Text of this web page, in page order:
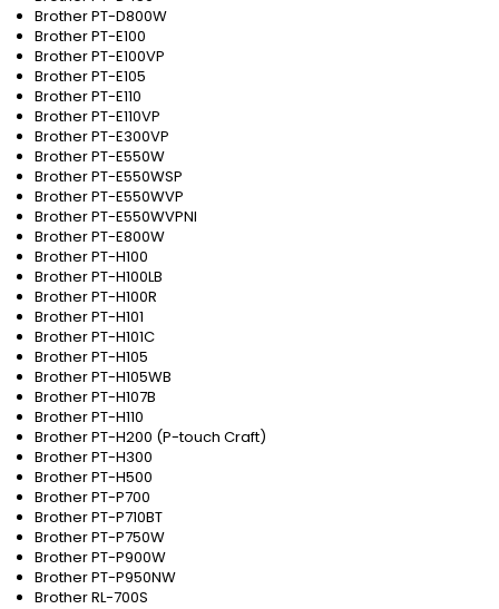
Brother PT-D800W
Brother PT-E100
Brother PT-E100VP
Brother PT-E105
Brother PT-E110
Brother PT-E110VP
Brother PT-E300VP
Brother PT-E550W
Brother PT-E550WSP
Brother PT-E550WVP
Brother PT-E550WVPNI
Brother PT-E800W
Brother PT-H100
Brother PT-H100LB
Brother PT-H100R
Brother PT-H101
Brother PT-H101C
Brother PT-H105
Brother PT-H105WB
Brother PT-H107B
Brother PT-H110
Brother PT-H200 (P-touch Craft)
Brother PT-H300
Brother PT-H500
Brother PT-P700
Brother PT-P710BT
Brother PT-P750W
Brother PT-P900W
Brother PT-P950NW
Brother RL-700S